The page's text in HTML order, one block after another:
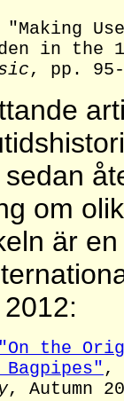
"Making
in the
, pp.
om
är
the
,
, Autumn